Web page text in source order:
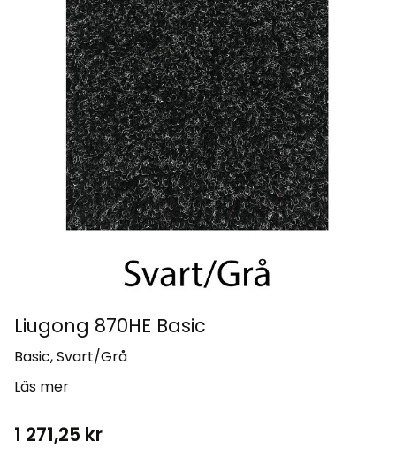
Liugong 870HE Basic
Basic, Svart/Grå
Läs mer
1 271,25 kr